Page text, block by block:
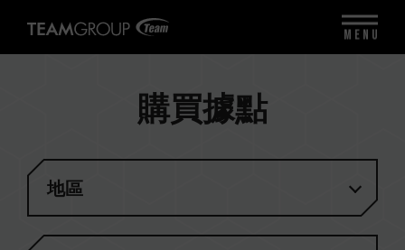
購買據點
地區
MENU